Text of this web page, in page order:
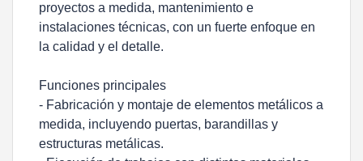
proyectos a medida, mantenimiento e
instalaciones técnicas, con un fuerte enfoque en
la calidad y el detalle.
Funciones principales
- Fabricación y montaje de elementos metálicos a
medida, incluyendo puertas, barandillas y
estructuras metálicas.